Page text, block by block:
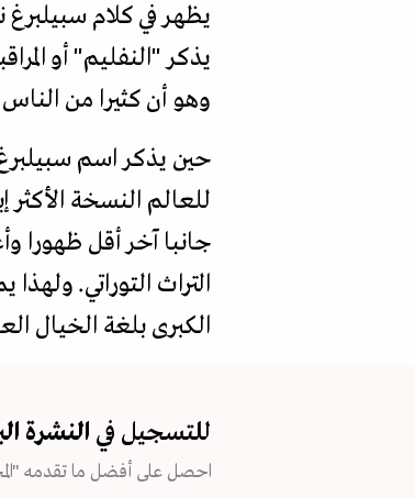
يظهر في كلام
يذكر "النفليم" أو
وهو أن كثيرا من
حين يذكر اسم سبيلبرغ
للعالم النسخة الأكثر
جانبا آخر أقل ظهورا
التراث التوراتي.
الكبرى بلغة الخيال
للتسجيل في النشرة
احصل على أفضل ما تقدمه